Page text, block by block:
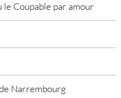
le Coupable par amour
Narrembourg